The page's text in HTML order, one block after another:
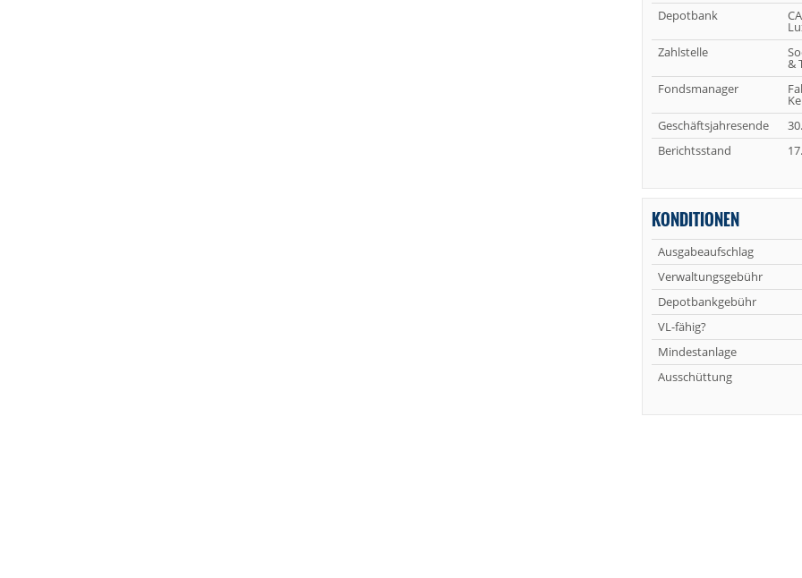
Depotbank
Zahlstelle
&
Fondsmanager
Geschäftsjahresende
Berichtsstand
KONDITIONEN
Ausgabeaufschlag
Verwaltungsgebühr
Depotbankgebühr
VL-fähig?
Mindestanlage
Ausschüttung